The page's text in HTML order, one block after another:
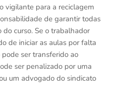
vigilante para a reciclagem
de garantir todas
do curso. Se o trabalhador
de iniciar as aulas por falta
ser transferido ao
ser penalizado por uma
um advogado do sindicato